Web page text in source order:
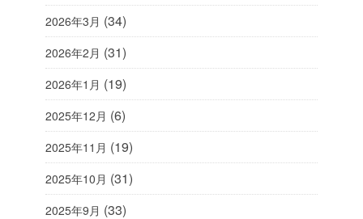
2026年3月 (34)
2026年2月 (31)
2026年1月 (19)
2025年12月 (6)
2025年11月 (19)
2025年10月 (31)
2025年9月 (33)